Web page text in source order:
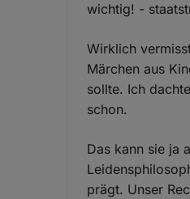
wichtig! -
Wirklich
Märchen aus
sollte. Ich
schon.
Das kann sie ja
prägt. Unser